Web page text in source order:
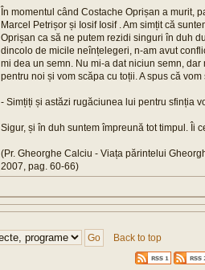
În momentul când Costache Oprișan a murit,
Marcel Petrișor și Iosif Iosif . Am simțit că
Oprișan ca să ne putem rezidi singuri în duh
dincolo de micile neînțelegeri, n-am avut
mi dea un semn. Nu mi-a dat niciun semn,
pentru noi și vom scăpa cu toții. A spus că
- Simțiți și astăzi rugăciunea lui pentru sfinția
Sigur, și în duh suntem împreună tot timpul. Îi
(Pr. Gheorghe Calciu - Viața părintelui
2007, pag. 60-66)
Back to top